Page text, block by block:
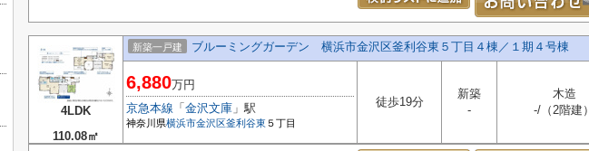
4LDK
110.08㎡
新築一戸建 ブルーミングガーデン 横浜市金沢区釜利谷東５丁目４棟／１期４号棟
6,880万円
京急本線 「 金沢文庫 」駅
神奈川県横浜市金沢区釜利谷東 ５丁目
徒歩19分
新築
-
木造
-/（2階建）